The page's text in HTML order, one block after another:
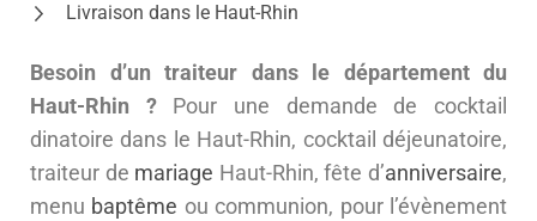
Livraison dans le Haut-Rhin
Besoin d’un traiteur dans le département du
Haut-Rhin ?Pour une demande de cocktail
dinatoire dans le Haut-Rhin, cocktail déjeunatoire,
traiteur de mariage Haut-Rhin, fête d’anniversaire,
menu baptême ou communion, pour l’évènement